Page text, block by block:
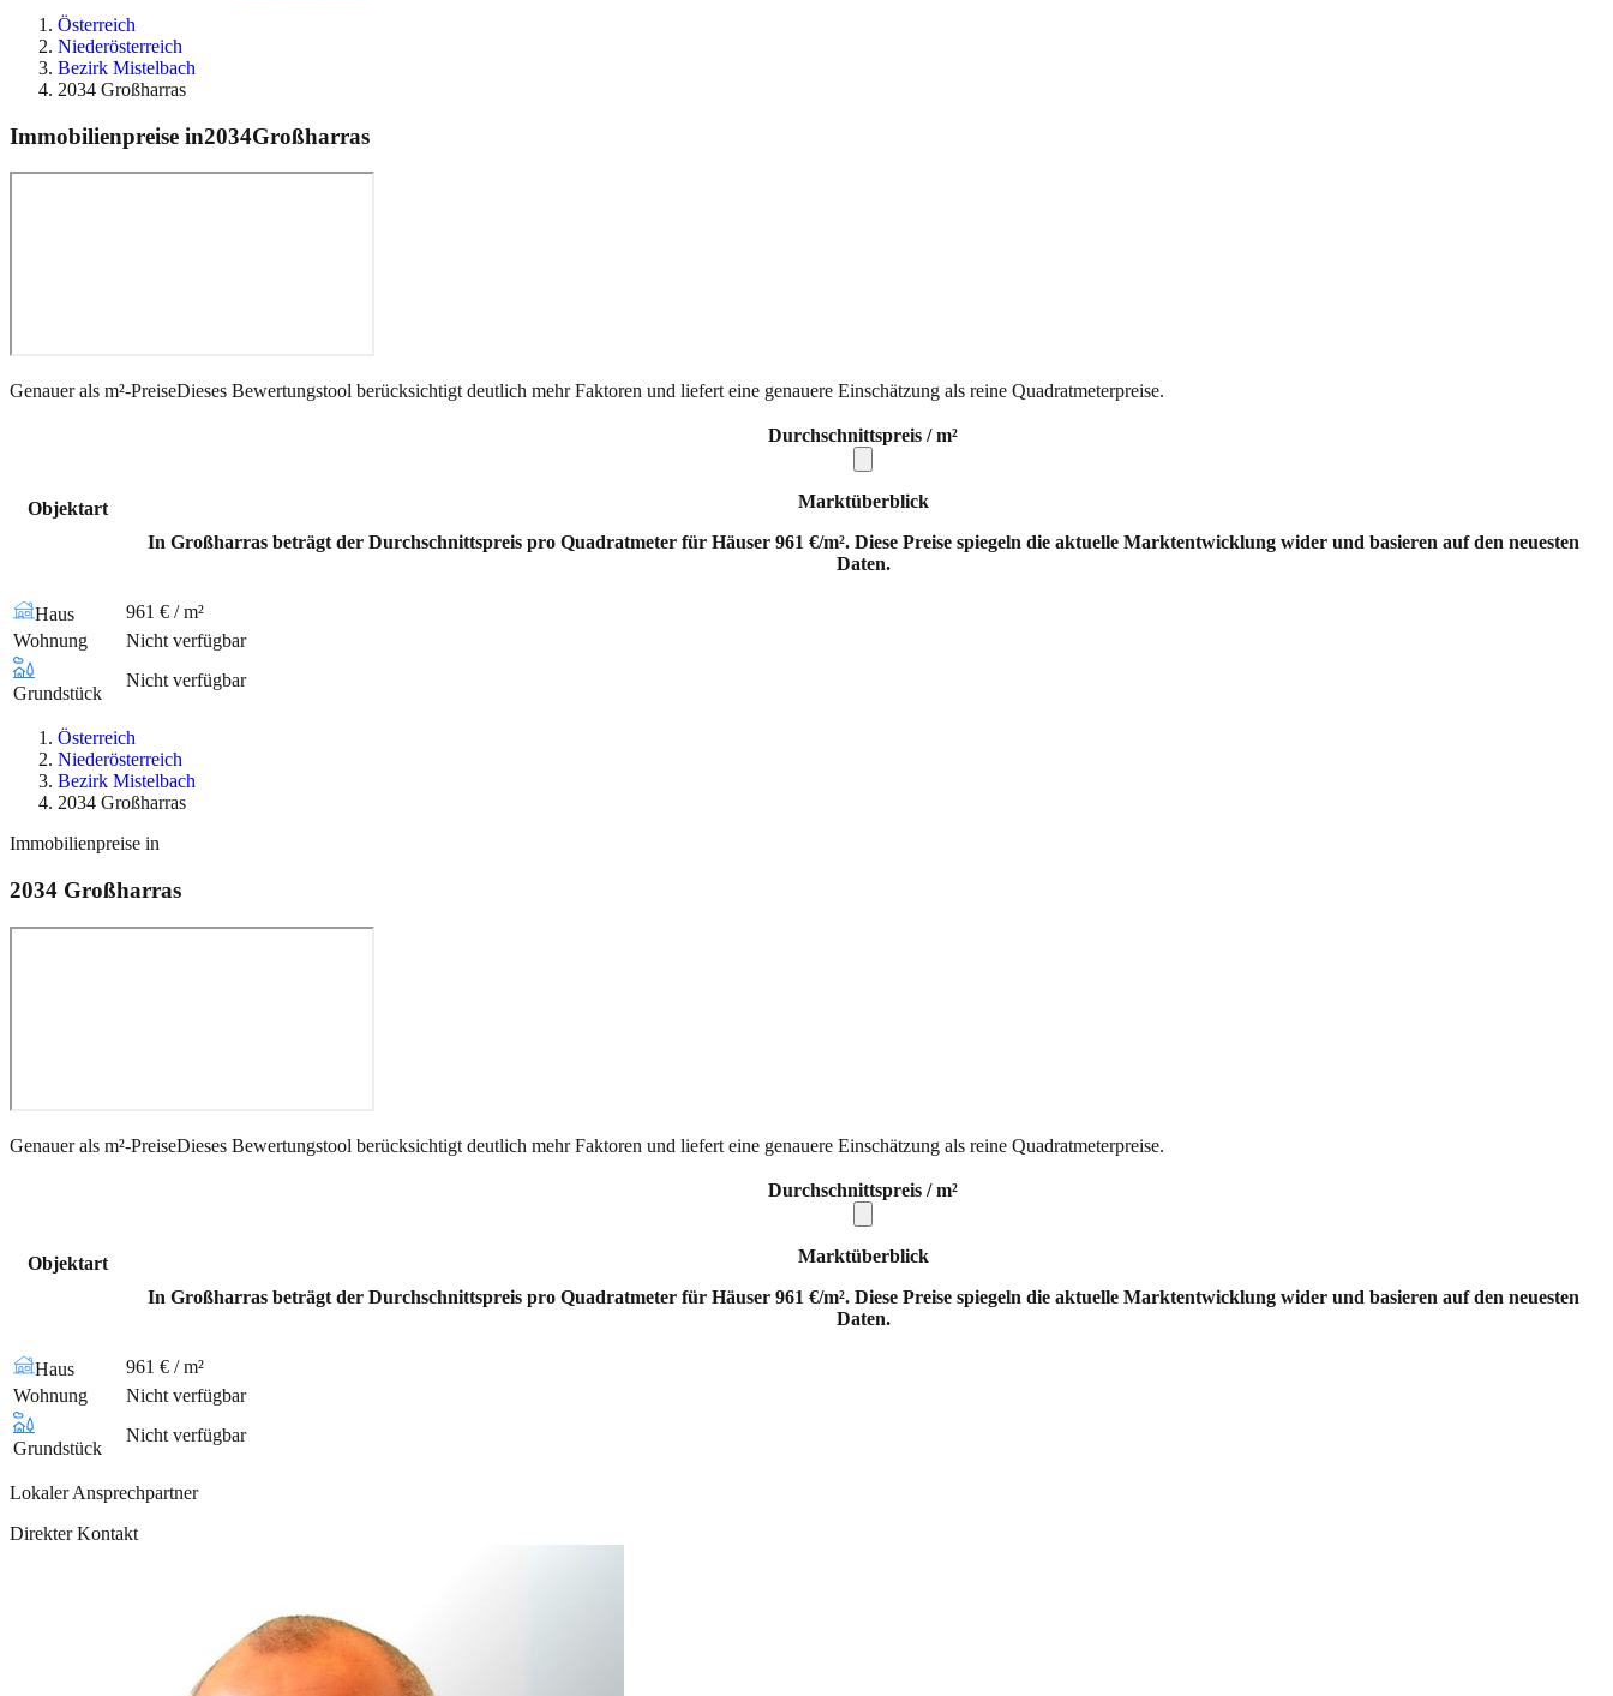
Österreich
Niederösterreich
Bezirk Mistelbach
2034 Großharras
Immobilienpreise in2034Großharras
Genauer als m²-PreiseDieses Bewertungstool berücksichtigt deutlich mehr Faktoren und liefert eine genauere Einschätzung als reine Quadratmeterpreise.
Objektart
Durchschnittspreis / m²
Marktüberblick
In Großharras beträgt der Durchschnittspreis pro Quadratmeter für Häuser 961 €/m². Diese Preise spiegeln die aktuelle Marktentwicklung wider und basieren auf den neuesten
Daten.
Haus
961 € / m²
Wohnung
Nicht verfügbar
Grundstück
Nicht verfügbar
Österreich
Niederösterreich
Bezirk Mistelbach
2034 Großharras
Immobilienpreise in
2034 Großharras
Genauer als m²-PreiseDieses Bewertungstool berücksichtigt deutlich mehr Faktoren und liefert eine genauere Einschätzung als reine Quadratmeterpreise.
Objektart
Durchschnittspreis / m²
Marktüberblick
In Großharras beträgt der Durchschnittspreis pro Quadratmeter für Häuser 961 €/m². Diese Preise spiegeln die aktuelle Marktentwicklung wider und basieren auf den neuesten
Daten.
Haus
961 € / m²
Wohnung
Nicht verfügbar
Grundstück
Nicht verfügbar
Lokaler Ansprechpartner
Direkter Kontakt